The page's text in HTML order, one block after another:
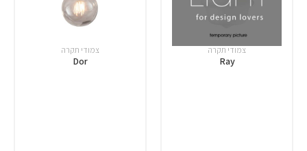
צמודי תקרה
Ray
צמודי תקרה
Dor